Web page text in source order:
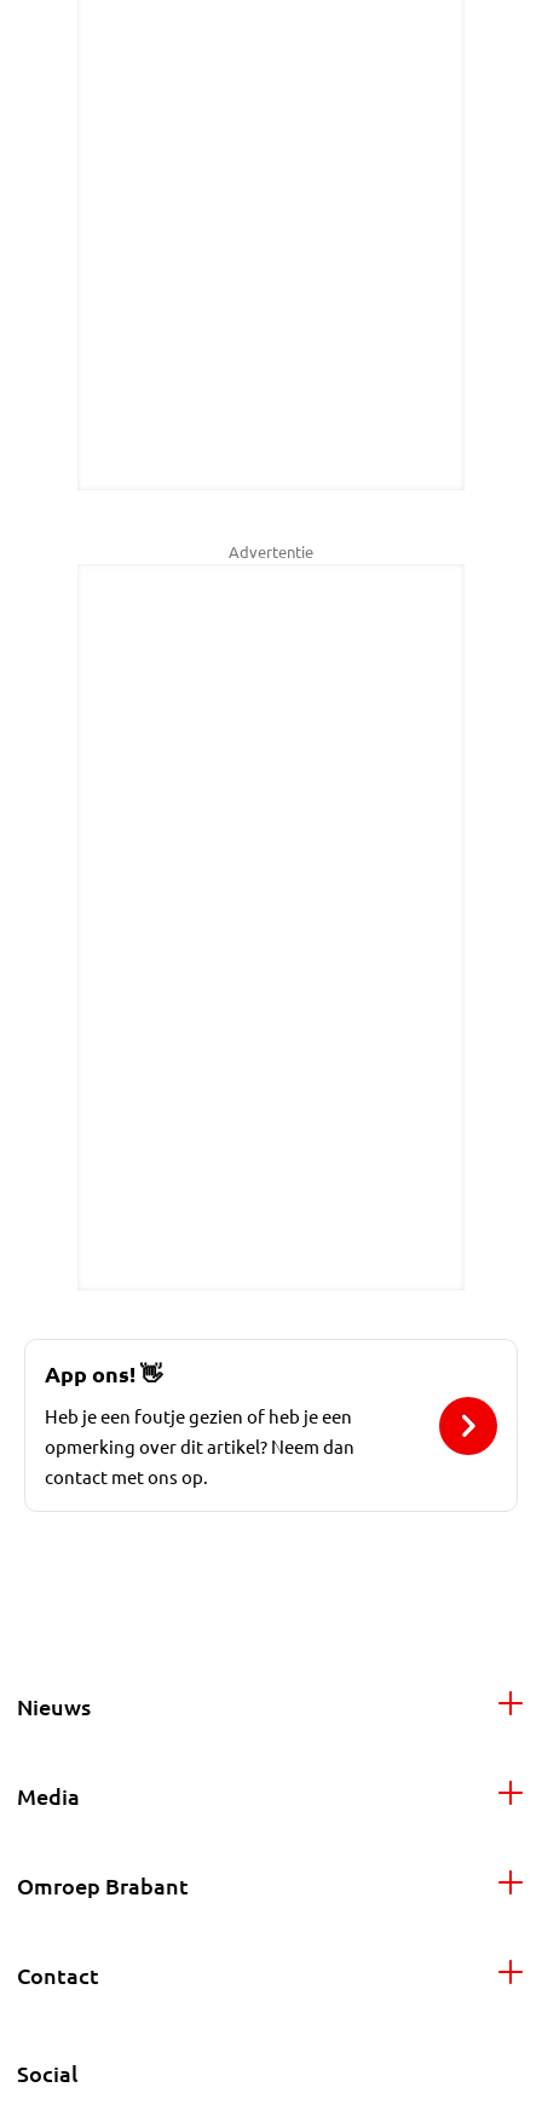
Advertentie
App ons!👋
Heb je een foutje gezien of heb je een
opmerking over dit artikel? Neem dan
contact met ons op.
Nieuws
Media
Omroep Brabant
Contact
Social